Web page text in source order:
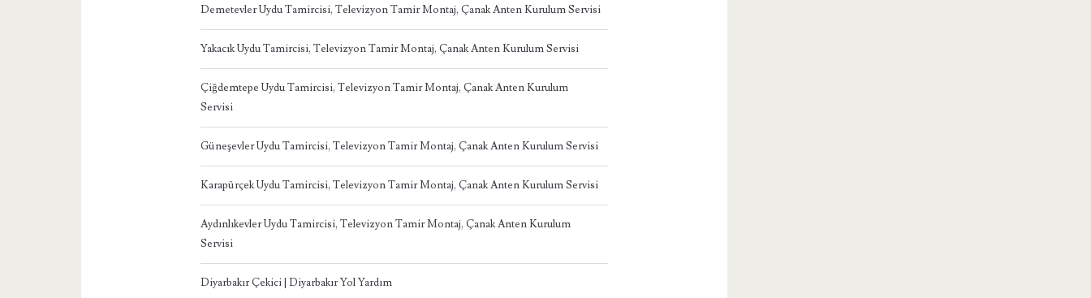
Demetevler Uydu Tamircisi, Televizyon Tamir Montaj, Çanak Anten Kurulum Servisi
Yakacık Uydu Tamircisi, Televizyon Tamir Montaj, Çanak Anten Kurulum Servisi
Çiğdemtepe Uydu Tamircisi, Televizyon Tamir Montaj, Çanak Anten Kurulum
Servisi
Güneşevler Uydu Tamircisi, Televizyon Tamir Montaj, Çanak Anten Kurulum Servisi
Karapürçek Uydu Tamircisi, Televizyon Tamir Montaj, Çanak Anten Kurulum Servisi
Aydınlıkevler Uydu Tamircisi, Televizyon Tamir Montaj, Çanak Anten Kurulum
Servisi
Diyarbakır Çekici | Diyarbakır Yol Yardım